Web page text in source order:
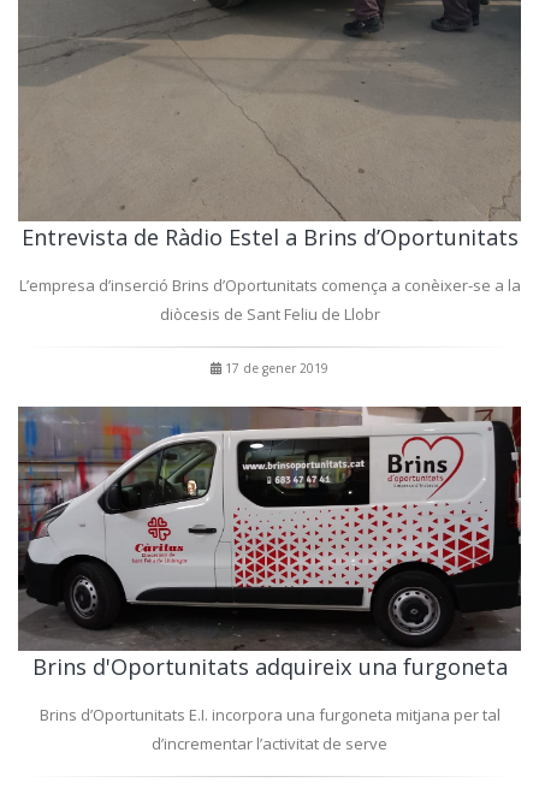
Entrevista de Ràdio Estel a Brins d’Oportunitats
L’empresa d’inserció Brins d’Oportunitats comença a conèixer-se a la
diòcesis de Sant Feliu de Llobr
17 de gener 2019
Brins d'Oportunitats adquireix una furgoneta
Brins d’Oportunitats E.I. incorpora una furgoneta mitjana per tal
d’incrementar l’activitat de serve